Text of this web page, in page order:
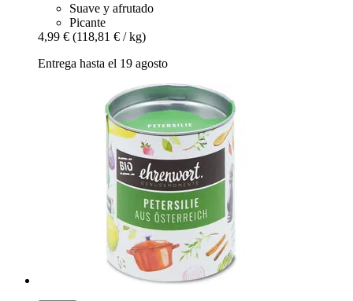
Suave y afrutado
Picante
4,99 € (118,81 € / kg)
Entrega hasta el 19 agosto